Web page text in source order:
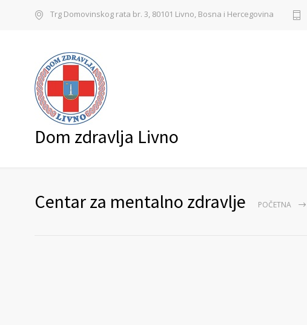
Trg Domovinskog rata br. 3, 80101 Livno, Bosna i Hercegovina
Dom zdravlja Livno
Centar za mentalno zdravlje POČETNA